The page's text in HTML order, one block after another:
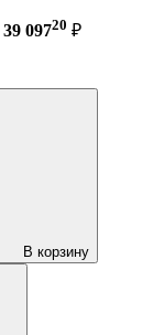
39 09720 ₽
В корзину